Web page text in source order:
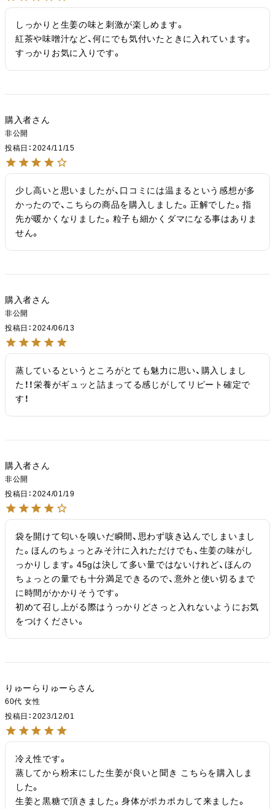
しっかりと生姜の味と刺激が楽しめます。
紅茶や味噌汁など、何にでも気付いたときに入れています。
すっかりお気に入りです。
購入者
非公開
投稿日
2024/11/15
少し高いと思いましたが、口コミには温まるという感想が多
かったので、こちらの商品を購入しました。正解でした。指
先が暖かくなりました。粒子も細かくダマになる事はありま
せん。
購入者
非公開
投稿日
2024/06/13
蒸しているというところがとても魅力に思い、購入しまし
た！！栄養がギュッと詰まってる感じがしてリピート確定で
す！
購入者
非公開
投稿日
2024/01/19
袋を開けて匂いを嗅いだ瞬間、思わず咳き込んでしまいまし
た。ほんのちょっとみそ汁に入れただけでも、生姜の味がし
っかりします。45gは決して多い量ではないけれど、ほんの
ちょっとの量でも十分満足できるので、意外と使い切るまで
に時間がかかりそうです。
初めて召し上がる際はうっかりどさっと入れないようにお気
をつけください。
りゅーらりゅーら
60代 女性
投稿日
2023/12/01
冷え性です。
蒸してから粉末にした生姜が良いと聞き こちらを購入しま
した。
生姜と黒糖で頂きました。身体がポカポカして来ました。